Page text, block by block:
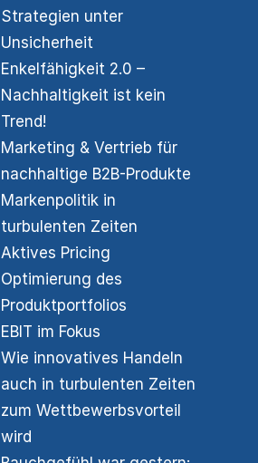
Strategien unter
Unsicherheit
Enkelfähigkeit 2.0 –
Nachhaltigkeit ist kein
Trend!
Marketing & Vertrieb für
nachhaltige B2B-Produkte
Markenpolitik in
turbulenten Zeiten
Aktives Pricing
Optimierung des
Produktportfolios
EBIT im Fokus
Wie innovatives Handeln
auch in turbulenten Zeiten
zum Wettbewerbsvorteil
wird